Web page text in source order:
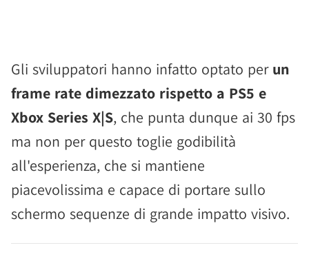
Gli sviluppatori hanno infatto optato per un
frame rate dimezzato rispetto a PS5 e
Xbox Series X|S, che punta dunque ai 30 fps
ma non per questo toglie godibilità
all'esperienza, che si mantiene
piacevolissima e capace di portare sullo
schermo sequenze di grande impatto visivo.